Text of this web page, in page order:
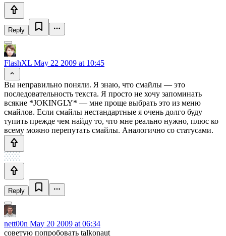
Reply
FlashXL May 22 2009 at 10:45
Вы неправильно поняли. Я знаю, что смайлы — это
последовательность текста. Я просто не хочу запоминать
всякие *JOKINGLY* — мне проще выбрать это из меню
смайлов. Если смайлы нестандартные я очень долго буду
тупить прежде чем найду то, что мне реально нужно, плюс ко
всему можно перепутать смайлы. Аналогично со статусами.
Reply
nett00n May 20 2009 at 06:34
советую попробовать talkonaut